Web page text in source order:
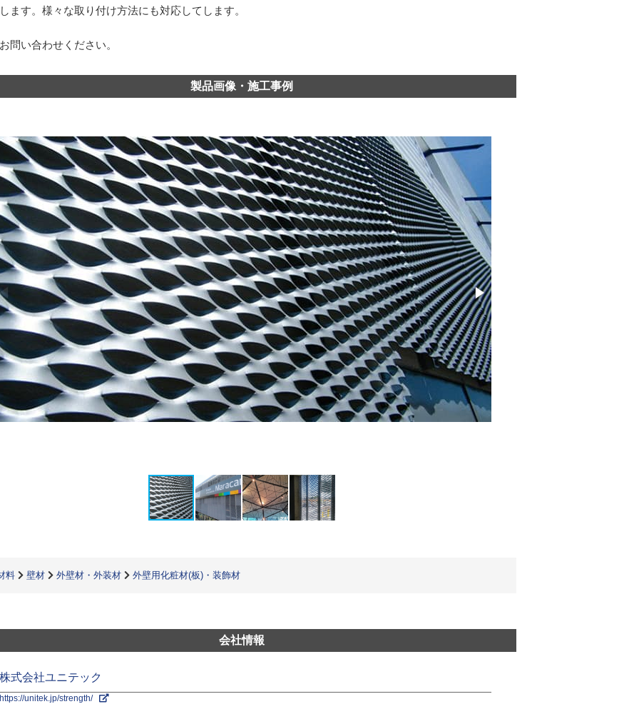
ます。様々な取り付け方法にも対応してします。
問い合わせください。
製品画像・施工事例
料 壁材 外壁材・外装材 外壁用化粧材(板)・装飾材
会社情報
株式会社ユニテック
https://unitek.jp/strength/